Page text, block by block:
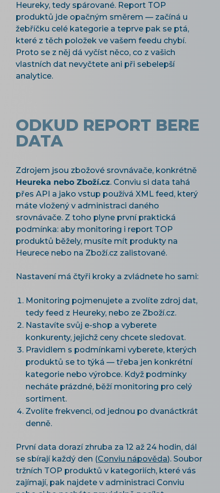
Heureky, tedy spárované. Report TOP
produktů jde opačným směrem — začíná u
žebříčku celé kategorie a teprve pak se ptá,
které z těch položek ve vašem feedu chybí.
Proto se z něj dá vyčíst něco, co z vašich
vlastních dat nevyčtete ani při sebelepší
analytice.
ODKUD REPORT BERE
DATA
Zdrojem jsou zbožové srovnávače, konkrétně
Heureka nebo Zboží.cz. Conviu si data tahá
přes API a jako vstup používá XML feed, který
máte vložený v administraci daného
srovnávače. Z toho plyne první praktická
podmínka: aby monitoring i report TOP
produktů běžely, musíte mít produkty na
Heurece nebo na Zboží.cz zalistované.
Nastavení má čtyři kroky a zvládnete ho sami:
Monitoring pojmenujete a zvolíte zdroj dat,
tedy feed z Heureky, nebo ze Zboží.cz.
Nastavíte svůj e-shop a vyberete
konkurenty, jejichž ceny chcete sledovat.
Pravidlem s podmínkami vyberete, kterých
produktů se to týká — třeba jen konkrétní
kategorie nebo výrobce. Když podmínky
necháte prázdné, běží monitoring pro celý
sortiment.
Zvolíte frekvenci, od jednou po dvanáctkrát
denně.
První data dorazí zhruba za 12 až 24 hodin, dál
se sbírají každý den (Conviu nápověda). Soubor
tržních TOP produktů v kategoriích, které vás
zajímají, pak najdete v administraci Conviu